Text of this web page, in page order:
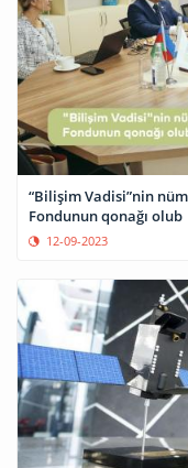
“Bilişim Vadisi”nin
Fondunun qonağı olub
12-09-2023